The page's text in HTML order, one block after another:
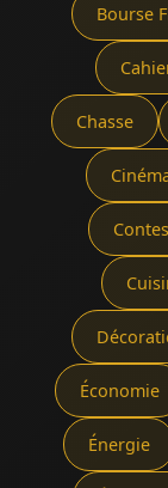
Bourse
Chasse
Économie
Énergie